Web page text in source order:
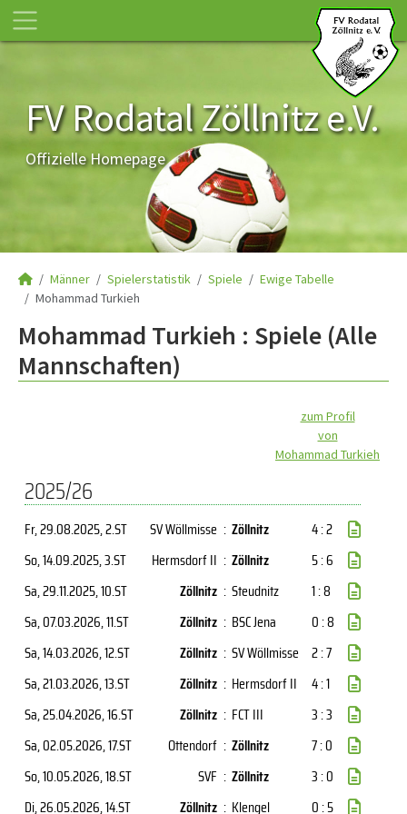
FV Rodatal Zöllnitz e.V.
Offizielle Homepage
Männer Spielerstatistik Spiele
Ewige Tabelle
Mohammad Turkieh
Mohammad Turkieh : Spiele (Alle
Mannschaften)
zum Profil
von
Mohammad Turkieh
2025/26
Fr, 29.08.2025, 2.ST SV Wöllmisse : Zöllnitz
4 : 2
So, 14.09.2025, 3.ST Hermsdorf II : Zöllnitz
5 : 6
Sa, 29.11.2025, 10.ST Zöllnitz : Steudnitz
1 : 8
Sa, 07.03.2026, 11.ST Zöllnitz : BSC Jena
0 : 8
Sa, 14.03.2026, 12.ST Zöllnitz : SV Wöllmisse 2 : 7
Sa, 21.03.2026, 13.ST Zöllnitz : Hermsdorf II
4 : 1
Sa, 25.04.2026, 16.ST Zöllnitz : FCT III
3 : 3
Sa, 02.05.2026, 17.ST Ottendorf : Zöllnitz
7 : 0
So, 10.05.2026, 18.ST SVF : Zöllnitz
3 : 0
Di, 26.05.2026, 14.ST Zöllnitz : Klengel 0 : 5